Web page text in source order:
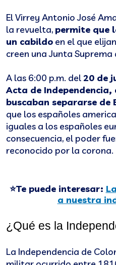
El Virrey Antonio José
la revuelta, permite que
un cabildo en el que
creen una Junta Suprema
A las 6:00 p.m. del20 de
Acta de Independencia,
buscaban separarse de
que los españoles
iguales a los españoles
consecuencia, el poder
reconocido por la corona.
⭐Te puede interesar:
a nuestra
¿Qué es la
La Independencia de